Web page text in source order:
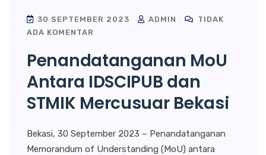
30 SEPTEMBER 2023 ADMIN
TIDAK
ADA KOMENTAR
Penandatanganan MoU
Antara IDSCIPUB dan
STMIK Mercusuar Bekasi
Bekasi, 30 September 2023 – Penandatanganan
Memorandum of Understanding (MoU) antara